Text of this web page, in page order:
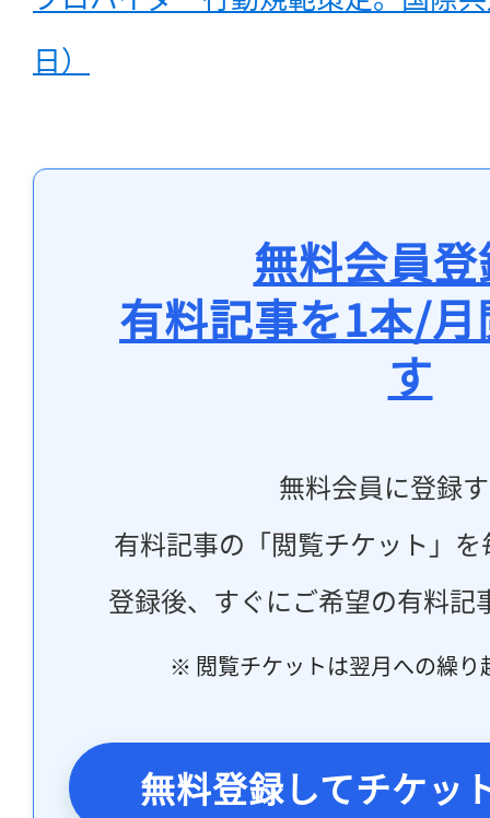
日）
無料会員
有料記事を1本/
す
無料会員に登録
有料記事の「閲覧チケット」
登録後、すぐにご希望の有料記
※ 閲覧チケットは翌月への繰り
無料登録してチケッ